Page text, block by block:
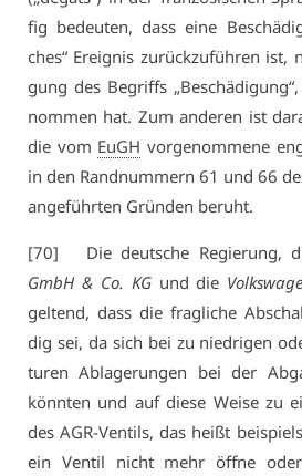
fig be­deu­ten, dass ei­ne
ches“ Er­eig­nis zu­rück­zu­füh­ren
gung des Be­griffs
nom­men hat. Zum an­de­ren ist
die vom EuGH vor­ge­nom­me­ne
in den Rand­num­mern 61 und 66
an­ge­führ­ten Grün­den be­ruht.
[70] Die deut­sche Re­gie­rung,
GmbH & Co. KGund die
gel­tend, dass die frag­li­che
dig sei, da sich bei zu nied­ri­gen
tu­ren Ab­la­ge­run­gen bei der
könn­ten und auf die­se Wei­se zu
des AGR-Ven­tils, das heißt
ein Ven­til nicht mehr öff­ne